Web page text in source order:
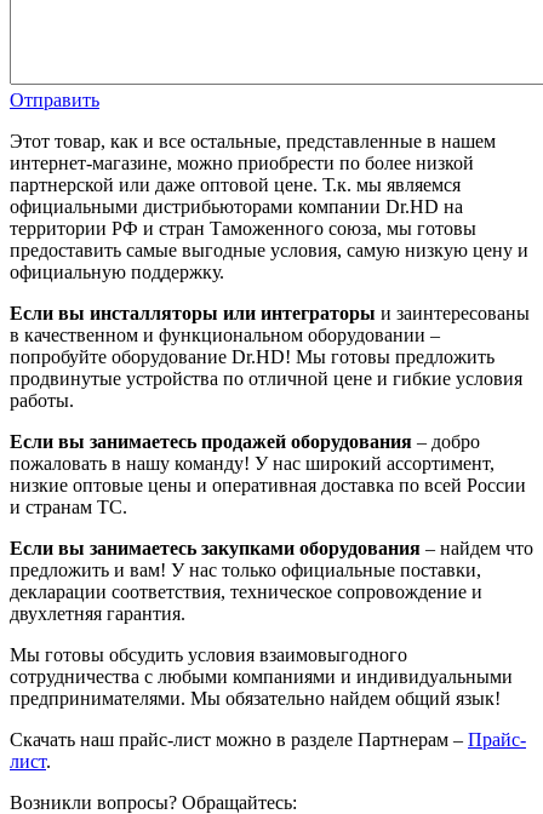
Отправить
Этот товар, как и все остальные, представленные в нашем
интернет-магазине, можно приобрести по более низкой
партнерской или даже оптовой цене. Т.к. мы являемся
официальными дистрибьюторами компании Dr.HD на
территории РФ и стран Таможенного союза, мы готовы
предоставить самые выгодные условия, самую низкую цену и
официальную поддержку.
Если вы инсталляторы или интеграторы и заинтересованы
в качественном и функциональном оборудовании –
попробуйте оборудование Dr.HD! Мы готовы предложить
продвинутые устройства по отличной цене и гибкие условия
работы.
Если вы занимаетесь продажей оборудования – добро
пожаловать в нашу команду! У нас широкий ассортимент,
низкие оптовые цены и оперативная доставка по всей России
и странам ТС.
Если вы занимаетесь закупками оборудования – найдем что
предложить и вам! У нас только официальные поставки,
декларации соответствия, техническое сопровождение и
двухлетняя гарантия.
Мы готовы обсудить условия взаимовыгодного
сотрудничества с любыми компаниями и индивидуальными
предпринимателями. Мы обязательно найдем общий язык!
Скачать наш прайс-лист можно в разделе Партнерам – Прайс-
лист.
Возникли вопросы? Обращайтесь: